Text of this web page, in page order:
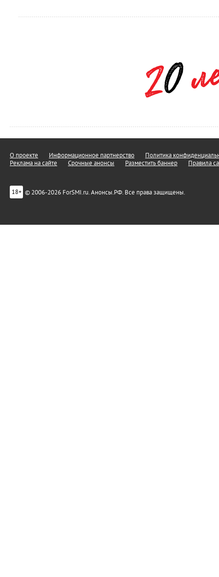
О проекте Информационное партнерство
Политика
Реклама на сайте
Срочные анонсы Разместить баннер Правила
18+ © 2006-2026 ForSMI.ru. Анонсы.РФ. Все права защищены.